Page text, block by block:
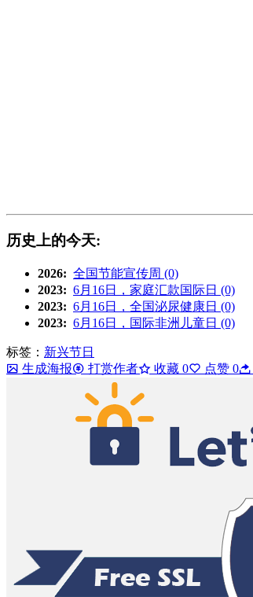
历史上的今天:
2026: 全国节能宣传周 (0)
2023: 6月16日，家庭汇款国际日 (0)
2023: 6月16日，全国泌尿健康日 (0)
2023: 6月16日，国际非洲儿童日 (0)
标签： 新兴节日
生成海报
打赏作者 收藏 0 点赞 0